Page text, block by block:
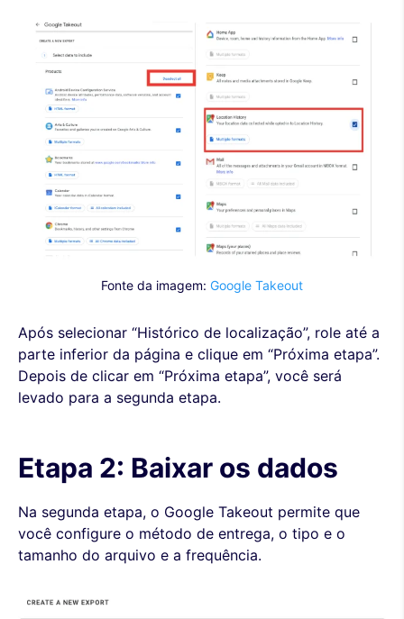
Fonte da imagem: Google Takeout
Após selecionar “Histórico de localização”, role até a
parte inferior da página e clique em “Próxima etapa”.
Depois de clicar em “Próxima etapa”, você será
levado para a segunda etapa.
Etapa 2: Baixar os dados
Na segunda etapa, o Google Takeout permite que
você configure o método de entrega, o tipo e o
tamanho do arquivo e a frequência.